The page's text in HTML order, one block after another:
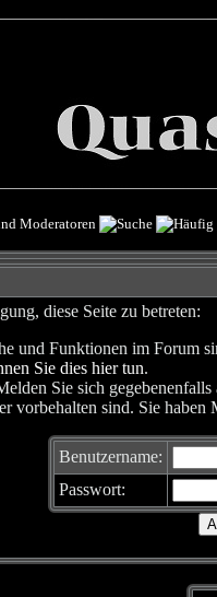
diese Seite zu betreten:
und Funktionen im Forum
Sie dies hier tun.
Sie sich
vorbehalten sind. Sie
Benutzername:
Passwort: